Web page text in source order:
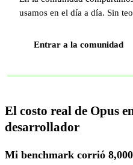
usamos en el día a día. Sin
Entrar a la comunidad
El costo real de Opus
desarrollador
Mi benchmark corrió